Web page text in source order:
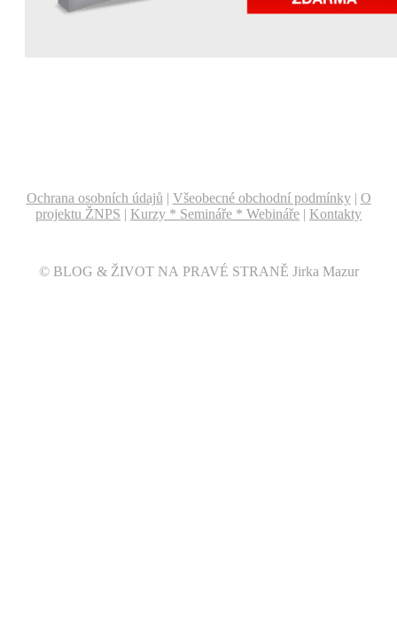
Ochrana osobních údajů | Všeobecné obchodní podmínky| O
projektu ŽNPS | Kurzy * Semináře * Webináře | Kontakty
© BLOG & ŽIVOT NA PRAVÉ STRANĚ Jirka Mazur